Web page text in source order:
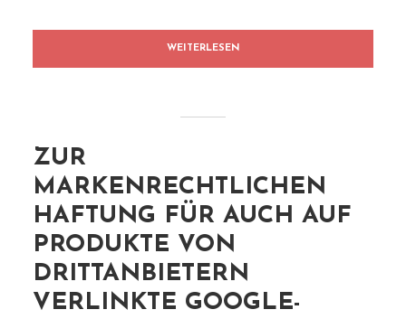
WEITERLESEN
ZUR
MARKENRECHTLICHEN
HAFTUNG FÜR AUCH AUF
PRODUKTE VON
DRITTANBIETERN
VERLINKTE GOOGLE-